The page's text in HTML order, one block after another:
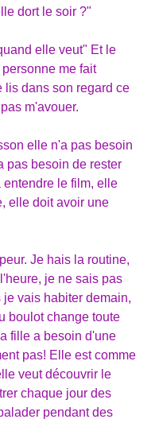
dort le soir ?"
elle veut" Et le
me fait
lis dans son regard ce
m'avouer.
elle n'a pas besoin
pas besoin de rester
le film, elle
elle doit avoir une
Je hais la routine,
je ne sais pas
vais habiter demain,
boulot change toute
fille a besoin d'une
pas! Elle est comme
veut découvrir le
chaque jour des
pendant des